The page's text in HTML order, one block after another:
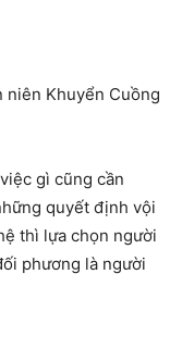
niên Khuyển Cuồng
gì cũng cần
quyết định vội
thì lựa chọn người
phương là người